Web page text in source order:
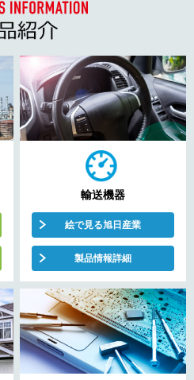
輸送機器
絵で見る旭日産業
製品情報詳細